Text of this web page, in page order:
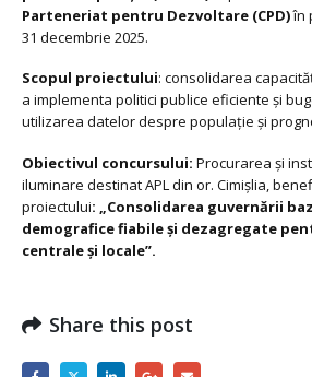
Parteneriat pentru Dezvoltare (CPD)în
31 decembrie 2025.
Scopul proiectului: consolidarea
a implementa politici publice eficiente și
utilizarea datelor despre populație și
Obiectivul concursului: Procurarea și
iluminare destinat APL din or. Cimișlia,
proiectului: „Consolidarea guvernării
demografice fiabile și dezagregate
centrale și locale”.
Share this post